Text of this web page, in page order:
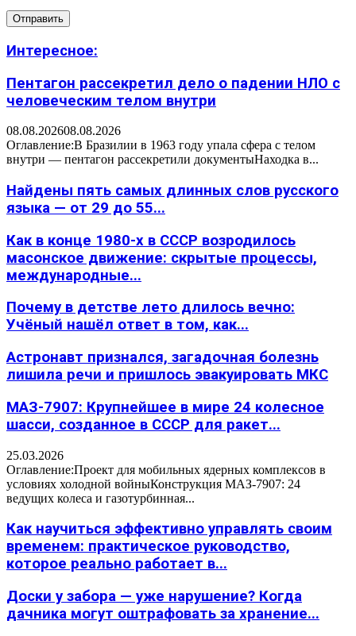
Интересное:
Пентагон рассекретил дело о падении НЛО с
человеческим телом внутри
08.08.202608.08.2026
Оглавление:В Бразилии в 1963 году упала сфера с телом
внутри — пентагон рассекретили документыНаходка в...
Найдены пять самых длинных слов русского
языка — от 29 до 55...
Как в конце 1980-х в СССР возродилось
масонское движение: скрытые процессы,
международные...
Почему в детстве лето длилось вечно:
Учёный нашёл ответ в том, как...
Астронавт признался, загадочная болезнь
лишила речи и пришлось эвакуировать МКС
МАЗ-7907: Крупнейшее в мире 24 колесное
шасси, созданное в СССР для ракет...
25.03.2026
Оглавление:Проект для мобильных ядерных комплексов в
условиях холодной войныКонструкция МАЗ-7907: 24
ведущих колеса и газотурбинная...
Как научиться эффективно управлять своим
временем: практическое руководство,
которое реально работает в...
Доски у забора — уже нарушение? Когда
дачника могут оштрафовать за хранение...